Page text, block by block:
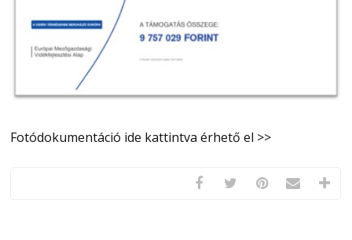
Fotódokumentáció ide kattintva érhető el >>